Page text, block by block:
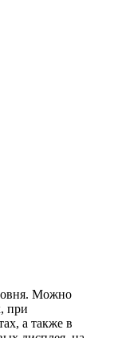
Можно
при
а также в